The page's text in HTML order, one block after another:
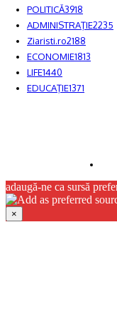
POLITICĂ3918
ADMINISTRAŢIE2235
Ziaristi.ro2188
ECONOMIE1813
LIFE1440
EDUCAŢIE1371
adaugă-ne ca sursă
×